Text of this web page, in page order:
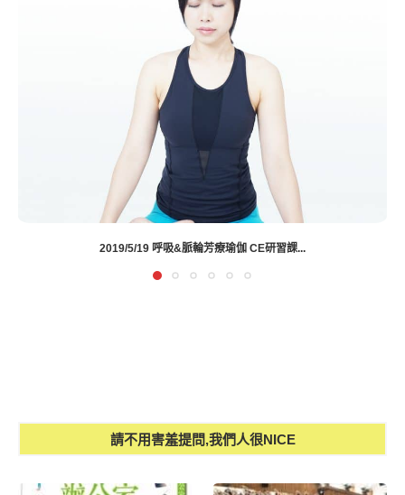
參觀教室、報名課程須知
請不用害羞提問,我們人很NICE